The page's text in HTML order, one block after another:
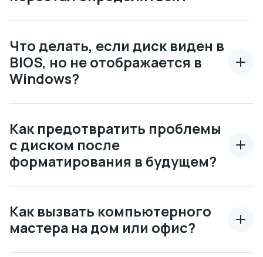
Что делать, если диск виден в
BIOS, но не отображается в
Windows?
Как предотвратить проблемы
с диском после
форматирования в будущем?
Как вызвать компьютерного
мастера на дом или офис?